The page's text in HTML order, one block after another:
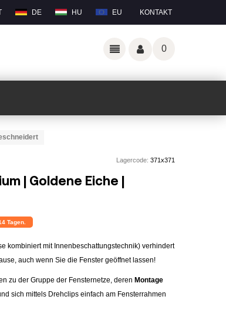
DE HU EU KONTAKT
0
Lagercode: 371x371
| Goldene Eiche |
Tagen.
kombiniert mit Innenbeschattungstechnik) verhindert
auch wenn Sie die Fenster geöffnet lassen!
zu der Gruppe der Fensternetze, deren Montage
sich mittels Drehclips einfach am Fensterrahmen